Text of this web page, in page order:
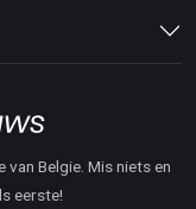
Belgie. Mis niets en
eerste!